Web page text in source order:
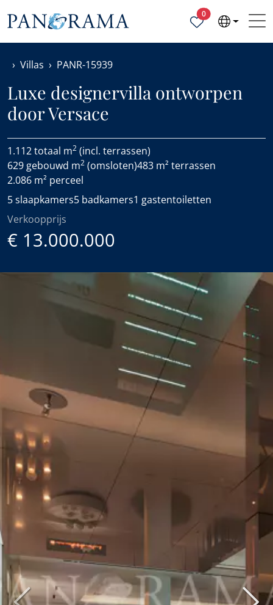
0Geselecteerde
Villas PANR-15939
Luxe designervilla ontworpen
door Versace
1.112 totaal m2 (incl. terrassen)
629 gebouwd m2 (omsloten)483 m² terrassen
2.086 m² perceel
5 slaapkamers5 badkamers1 gastentoiletten
Verkoopprijs
€ 13.000.000